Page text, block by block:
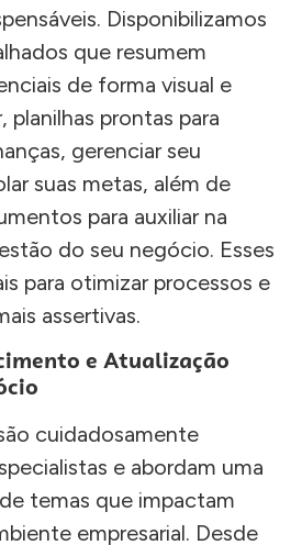
Disponibilizamos
que resumem
de forma visual e
prontas para
gerenciar seu
suas metas, além de
para auxiliar na
do seu negócio. Esses
para otimizar processos e
assertivas.
e Atualização
cuidadosamente
e abordam uma
temas que impactam
empresarial. Desde